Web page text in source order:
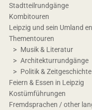
Stadtteilrundgänge
Kombitouren
Leipzig und sein Umland
Thementouren
Musik & Literatur
Architekturrundgänge
Politik & Zeitgeschichte
Feiern & Essen in Leipzig
Kostümführungen
Fremdsprachen / other